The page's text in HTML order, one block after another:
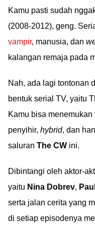
Kamu pasti sudah
(2008-2012), geng.
vampir, manusia, dan
kalangan remaja pada
Nah, ada lagi tontonan
bentuk serial TV, yaitu
Kamu bisa
penyihir, hybrid, dan
saluran The CW ini.
Dibintangi oleh aktor-
yaitu Nina Dobrev,
serta jalan cerita yang
di setiap episodenya